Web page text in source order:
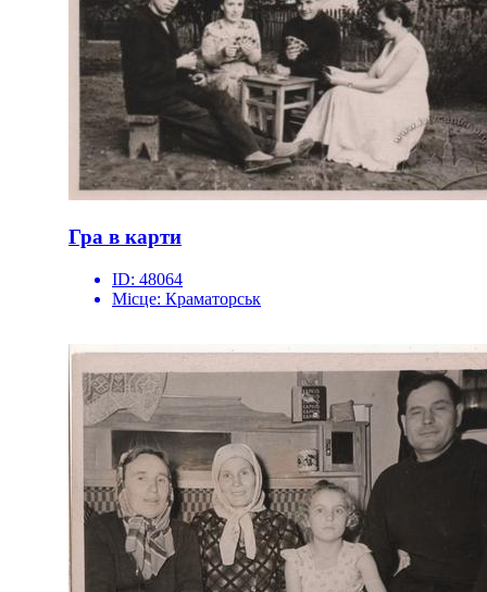
Гра в карти
ID: 48064
Місце: Краматорськ